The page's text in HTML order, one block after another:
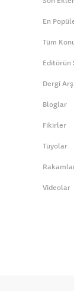
En
Tüm
Editörün
Dergi
Bloglar
Fikirler
Tüyolar
Videolar